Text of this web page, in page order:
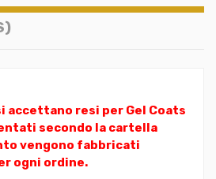
accettano resi per Gel Coats
secondo la cartella
vengono fabbricati
ogni ordine.